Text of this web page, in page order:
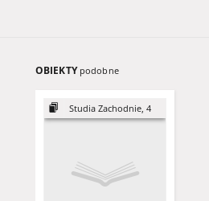
OBIEKTY podobne
Studia Zachodnie, 4